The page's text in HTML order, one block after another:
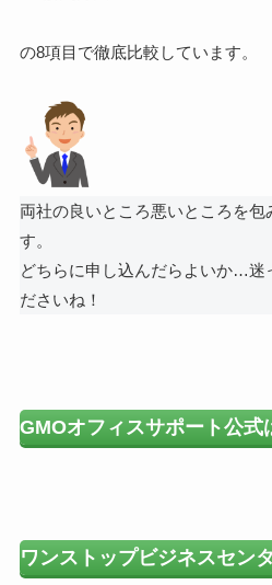
の8項目で徹底比較しています。
両社の良いところ悪いところを包
す。
どちらに申し込んだらよいか…迷
ださいね！
GMOオフィスサポート公式
ワンストップビジネスセン